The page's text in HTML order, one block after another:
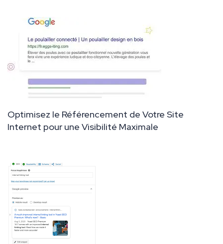
Optimisez le Référencement de Votre Site
Internet pour une Visibilité Maximale